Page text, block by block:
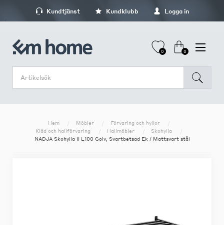
Kundtjänst Kundklubb Logga in
0 0
Hem Möbler
Förvaring och hyllor
Kläd och hallförvaring
Hallmöbler
Skohylla
NADJA Skohylla II L100 Golv, Svartbetsad Ek / Mattsvart stål